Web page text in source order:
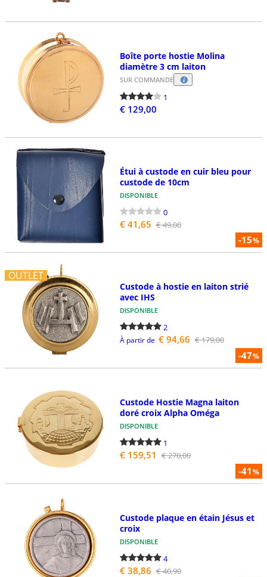
Boîte porte hostie Molina
diamètre 3 cm laiton
SUR COMMANDE
1
€ 129,00
-15%
Étui à custode en cuir bleu pour
custode de 10cm
DISPONIBLE
0
€ 41,65 € 49,00
OUTLET
-47%
Custode à hostie en laiton strié
avec IHS
DISPONIBLE
2
À partir de € 94,66 € 179,00
-41%
Custode Hostie Magna laiton
doré croix Alpha Oméga
DISPONIBLE
1
€ 159,51 € 270,00
Custode plaque en étain Jésus et
croix
DISPONIBLE
4
€ 38,86 € 40,90